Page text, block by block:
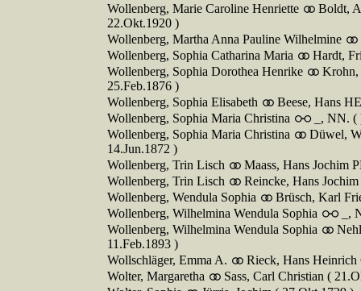
Wollenberg, Marie Caroline Henriette
Boldt,
22.Okt.1920 )
Wollenberg, Martha Anna Pauline Wilhelmine
Wollenberg, Sophia Catharina Maria
Hardt,
Wollenberg, Sophia Dorothea Henrike
Krohn,
25.Feb.1876 )
Wollenberg, Sophia Elisabeth
Beese, Hans
Wollenberg, Sophia Maria Christina
_, NN. (
Wollenberg, Sophia Maria Christina
Düwel,
14.Jun.1872 )
Wollenberg, Trin Lisch
Maass, Hans Jochim
Wollenberg, Trin Lisch
Reincke, Hans
Wollenberg, Wendula Sophia
Brüsch, Karl
Wollenberg, Wilhelmina Wendula Sophia
_,
Wollenberg, Wilhelmina Wendula Sophia
11.Feb.1893 )
Wollschläger, Emma A.
Rieck, Hans Heinrich
Wolter, Margaretha
Sass, Carl Christian (